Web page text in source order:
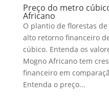
Preço do metro
Africano
O plantio de florestas
alto retorno financeiro
cúbico. Entenda os
Mogno Africano tem
financeiro em
Entenda o preço...